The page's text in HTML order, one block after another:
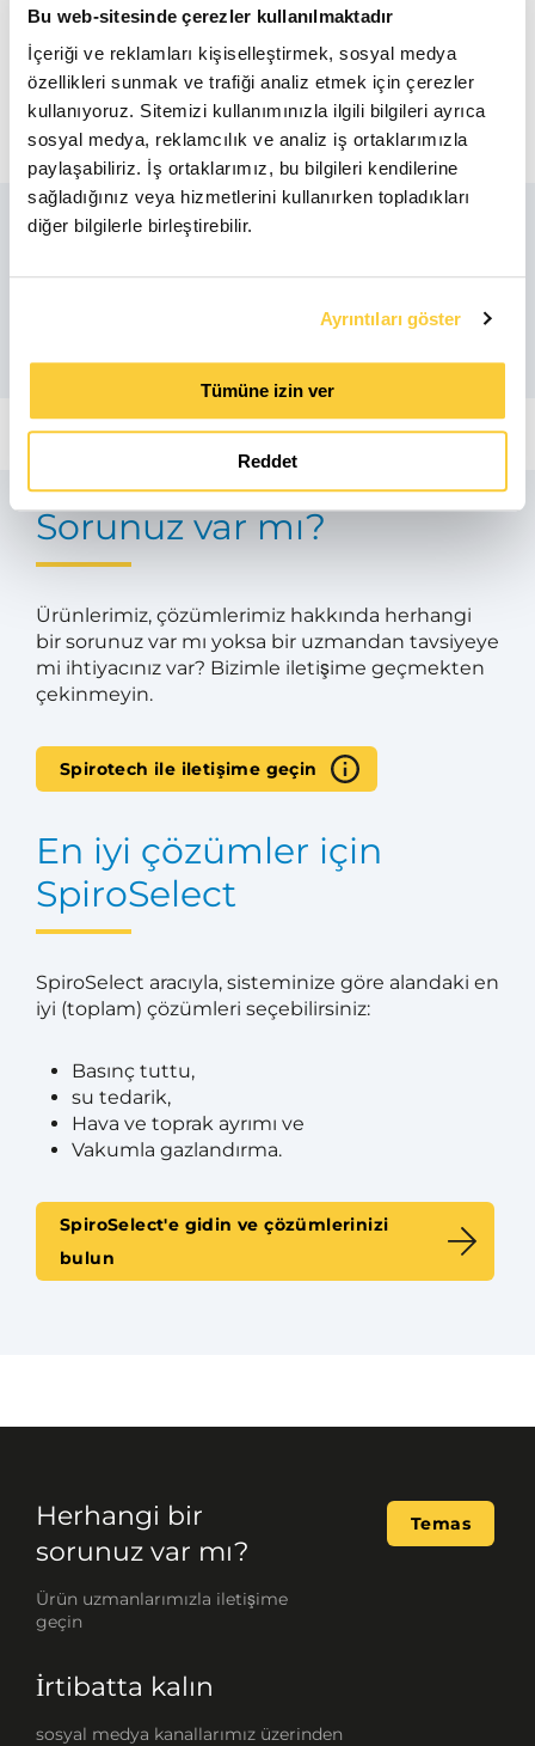
Bu web-sitesinde çerezler kullanılmaktadır
İçeriği ve reklamları kişiselleştirmek, sosyal medya
özellikleri sunmak ve trafiği analiz etmek için çerezler
kullanıyoruz. Sitemizi kullanımınızla ilgili bilgileri ayrıca
sosyal medya, reklamcılık ve analiz iş ortaklarımızla
paylaşabiliriz. İş ortaklarımız, bu bilgileri kendilerine
sağladığınız veya hizmetlerini kullanırken topladıkları
diğer bilgilerle birleştirebilir.
Ayrıntıları göster
Tümüne izin ver
Reddet
BIM
Ürün Bilgi Formu
pdf
ilgili ürünler
Sorunuz var mı?
Ürünlerimiz, çözümlerimiz hakkında herhangi
bir sorunuz var mı yoksa bir uzmandan tavsiyeye
mi ihtiyacınız var? Bizimle iletişime geçmekten
çekinmeyin.
Spirotech ile iletişime geçin
En iyi çözümler için
SpiroSelect
SpiroSelect aracıyla, sisteminize göre alandaki en
iyi (toplam) çözümleri seçebilirsiniz:
Basınç tuttu,
su tedarik,
Hava ve toprak ayrımı ve
Vakumla gazlandırma.
SpiroSelect'e gidin ve çözümlerinizi
bulun
Herhangi bir
sorunuz var mı?
Ürün uzmanlarımızla iletişime
geçin
Temas
İrtibatta kalın
sosyal medya kanallarımız üzerinden